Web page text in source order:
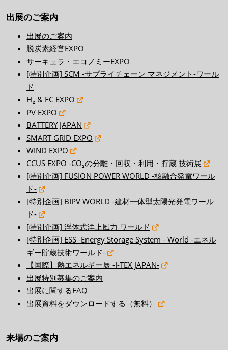
出展のご案内
出展のご案内
脱炭素経営EXPO
サーキュラ・エコノミーEXPO
[特別企画] SCM -サプライチェーン マネジメント-ワール
ド
H₂ & FC EXPO
PV EXPO
BATTERY JAPAN
SMART GRID EXPO
WIND EXPO
CCUS EXPO -CO₂の分離・回収・利用・貯蔵 技術展
[特別企画] FUSION POWER WORLD -核融合発電ワール
ド-
[特別企画] BIPV WORLD -建材一体型太陽光発電ワール
ド-
[特別企画] 浮体式洋上風力 ワールド
[特別企画] ESS -Energy Storage System - World -エネル
ギー貯蔵技術ワールド-
【国際】熱エネルギー展 -I-TEX JAPAN-
出展特別募集のご案内
出展に関するFAQ
出展資料をダウンロードする（無料）
来場のご案内